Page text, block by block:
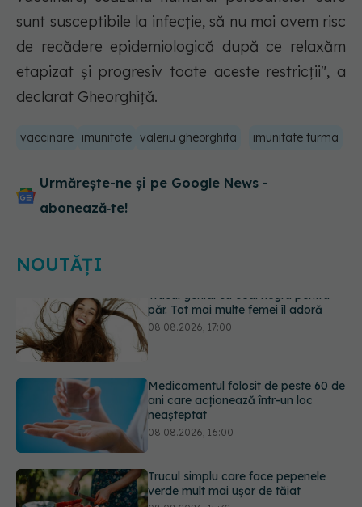
sunt susceptibile la infecţie, să nu mai avem risc
de recădere epidemiologică după ce relaxăm
etapizat şi progresiv toate aceste restricţii", a
declarat Gheorghiţă.
vaccinare imunitate valeriu gheorghita imunitate turma
Urmărește-ne și pe Google News -
abonează‑te!
NOUTĂȚI
Medicamentul folosit de peste 60 de
ani care acționează într-un loc
Trucul simplu care face pepenele
verde mult mai ușor de tăiat
Diagnosticele de autism la fete au